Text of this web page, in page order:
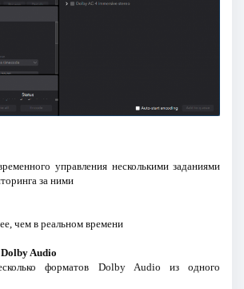
управления несколькими заданиями
за ними
чем в реальном времени
Audio
форматов Dolby Audio из одного